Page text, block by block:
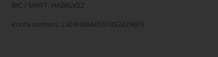
BIC / SWIFT: HABALV22
Konta numurs: LV04HABA0551052429609